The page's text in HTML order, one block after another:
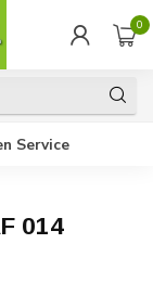
0
Service
014